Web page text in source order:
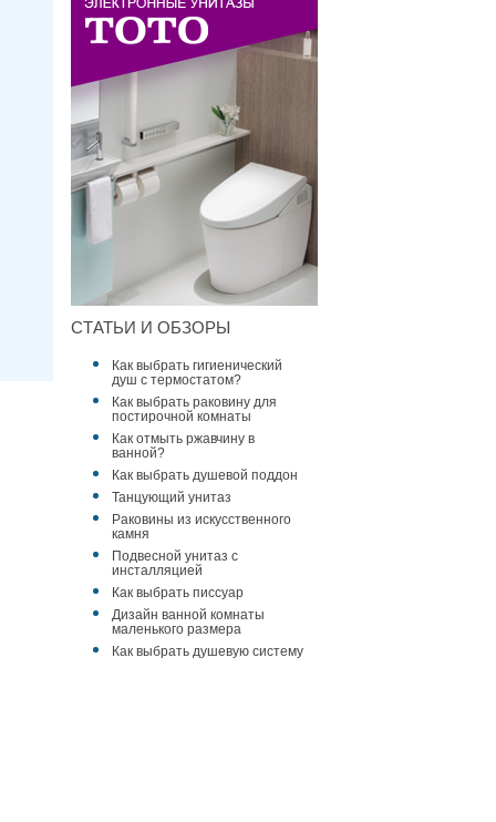
СТАТЬИ И ОБЗОРЫ
Как выбрать гигиенический
душ с термостатом?
Как выбрать раковину для
постирочной комнаты
Как отмыть ржавчину в
ванной?
Как выбрать душевой поддон
Танцующий унитаз
Раковины из искусственного
камня
Подвесной унитаз с
инсталляцией
Как выбрать писсуар
Дизайн ванной комнаты
маленького размера
Как выбрать душевую систему